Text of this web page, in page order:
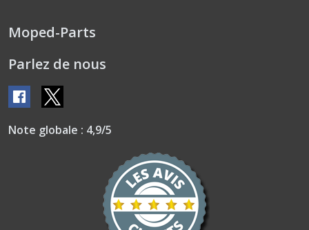
Moped-Parts
Parlez de nous
Note globale : 4,9/5